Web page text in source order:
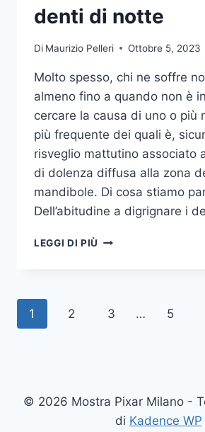
denti di notte
Di Maurizio Pelleri Ottobre 5, 2023
Molto spesso, chi ne soffre
almeno fino a quando non è
cercare la causa di uno o più
più frequente dei quali è,
risveglio mattutino associato
di dolenza diffusa alla zona
mandibole. Di cosa stiamo
Dell’abitudine a digrignare i
LEGGI DI PIÙ COME
TUTTE
NOTTE
Navigazione
1 2 3 … 5
© 2026 Mostra Pixar Milano -
di Kadence WP